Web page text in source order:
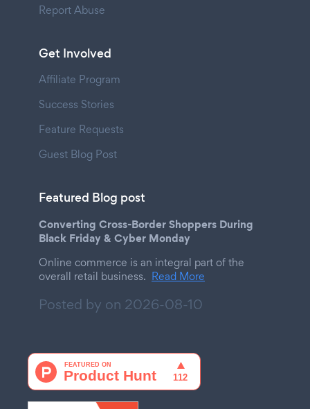
Report Abuse
Get Involved
Affiliate Program
Success Stories
Feature Requests
Guest Blog Post
Featured Blog post
Converting Cross-Border Shoppers During
Black Friday & Cyber Monday
Online commerce is an integral part of the
overall retail business. Read More
Posted by on 2026-08-10